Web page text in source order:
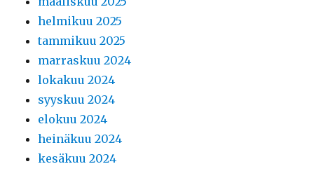
helmikuu 2025
tammikuu 2025
marraskuu 2024
lokakuu 2024
syyskuu 2024
elokuu 2024
heinäkuu 2024
kesäkuu 2024